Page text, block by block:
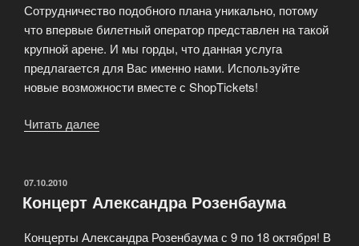
Сотрудничество подобного плана уникально, потому
что впервые билетный оператор представлен на такой
крупной арене. И мы горды, что данная услуга
предлагается для Вас именно нами. Используйте
новые возможности вместе с ShopTickets!
Читать далее
ОПУБЛИКОВАНО
07.10.2010
Концерт Александра Розенбаума
Концерты Александра Розенбаума с 9 по 18 октября! В